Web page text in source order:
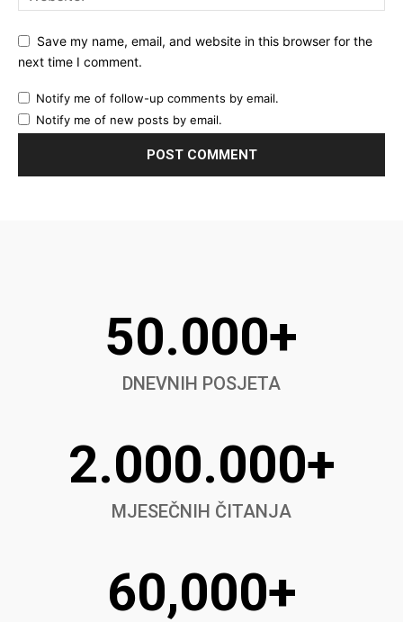
Save my name, email, and website in this browser for the
next time I comment.
Notify me of follow-up comments by email.
Notify me of new posts by email.
50.000+
DNEVNIH POSJETA
2.000.000+
MJESEČNIH ČITANJA
60,000+